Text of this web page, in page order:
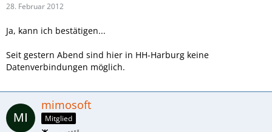
28. Februar 2012
Ja, kann ich bestätigen...
Seit gestern Abend sind hier in HH-Harburg keine
Datenverbindungen möglich.
mimosoft
Mitglied